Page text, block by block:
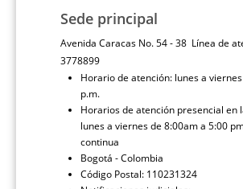
Sede principal
Avenida Caracas No. 54 - 38 Línea de
3778899
Horario de atención: lunes a
p.m.
Horarios de atención presencial en
lunes a viernes de 8:00am a 5:00
continua
Bogotá - Colombia
Código Postal: 110231324